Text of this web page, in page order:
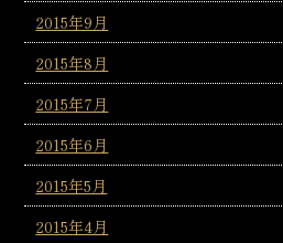
2015年9月
2015年8月
2015年7月
2015年6月
2015年5月
2015年4月